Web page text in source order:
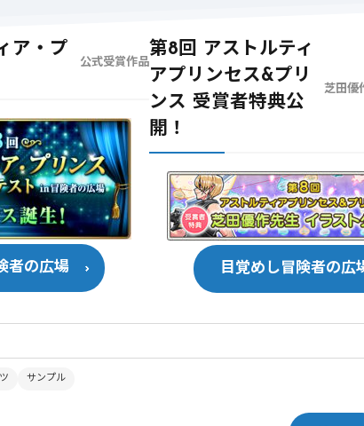
ア・プ
公式受賞作品
者の広場
第8回 アストルティ
アプリンセス&プリ
ンス 受賞者特典公
開！
芝田優
目覚めし冒険者の広
サンプル